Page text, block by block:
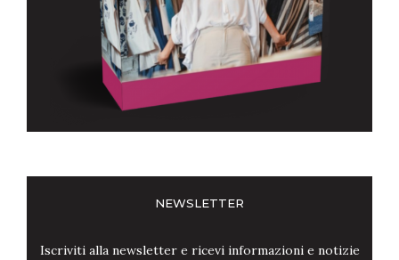
NEWSLETTER
Iscriviti alla newsletter e ricevi informazioni e notizie